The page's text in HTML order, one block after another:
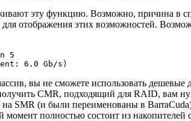
эту функцию. Возможно, причина в
отображения этих возможностей.
5
6.0 Gb/s)
вы не сможете использовать
CMR, подходящий для RAID, вам
SMR (и были переименованы в
полностью состоит из